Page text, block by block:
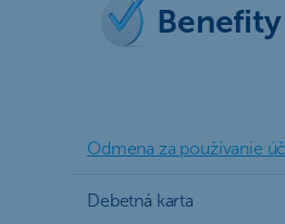
Benefity
Odmena za používanie
Debetná karta